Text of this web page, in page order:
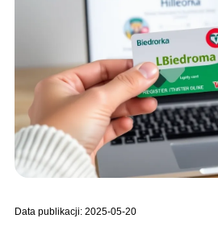
Data publikacji: 2025-05-20